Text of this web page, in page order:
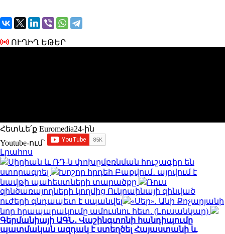
ՈՒՂԻՂ ԵԹԵՐ
Հետևե՛ք Euromedia24-ին
Youtube-ում`
Լրահոս
Սիրիան և ՌԴ-ն փոխըմբռնման հուշագիր են
ստորագրել
Խոշոր հրդեհ Բաքվում․ այրվում է
նավթի պահեստների տարածքը
Ռուս
զինծառայողների կողմից Ուկրաինայի զինված
ուժերի գնդապետ է սպանվել
«Սեր». Անի Քոչարյանի
նոր հրապարակումը ամուսնու հետ. (Լուսանկար)
Գերմանիայի ԱԳՆ․ Վաշինգտոնի հանդիպումը
պատմական ազդակ է ստեղծել Հայաստանի և